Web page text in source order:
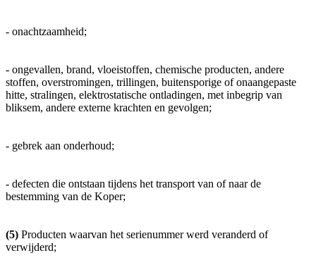
- onachtzaamheid;
- ongevallen, brand, vloeistoffen, chemische producten, andere
stoffen, overstromingen, trillingen, buitensporige of onaangepaste
hitte, stralingen, elektrostatische ontladingen, met inbegrip van
bliksem, andere externe krachten en gevolgen;
- gebrek aan onderhoud;
- defecten die ontstaan tijdens het transport van of naar de
bestemming van de Koper;
(5) Producten waarvan het serienummer werd veranderd of
verwijderd;